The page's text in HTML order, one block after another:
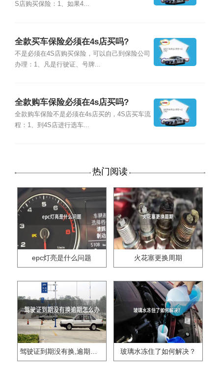
S店购买保险：1、如果4...
全款买车保险必须在4s店买吗?
不是必须在4S店购买保险，可以自己到保险公司
办理：1、凡是行驶证、号牌...
全款购车保险必须在4s店买吗?
全款购车保险不是必须在4s店买的，4S店买车流
程：1、到4S店进行选车...
热门阅读
epc灯亮是什么问题 火花塞更换周期
驾驶证到期没有换,逾期怎么办?? 玻璃水冻住了如何解决？